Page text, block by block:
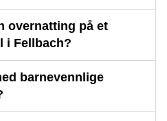
overnatting på et
i Fellbach?
barnevennlige